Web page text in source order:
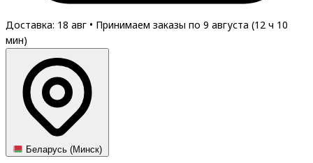
Доставка: 18 авг • Принимаем заказы по 9 августа (12 ч 10
мин)
Беларусь (Минск)